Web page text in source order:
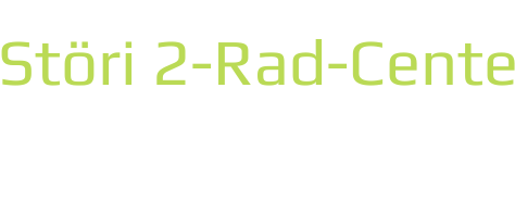
Störi 2-Rad-